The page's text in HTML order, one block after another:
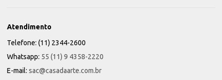
Atendimento
Telefone: (11) 2344-2600
Whatsapp: 55 (11) 9 4358-2220
E-mail: sac@casadaarte.com.br